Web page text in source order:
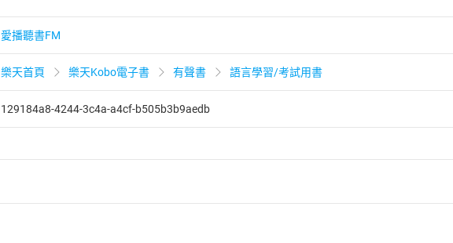
愛播聽書FM
樂天首頁 樂天Kobo電子書 有聲書 語言學習/考試用書
129184a8-4244-3c4a-a4cf-b505b3b9aedb